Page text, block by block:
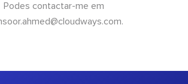
Podes contactar-me em
.